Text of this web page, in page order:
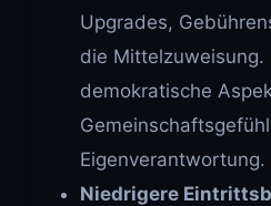
Upgrades,
die Mittelzuweisung.
demokratische
Eigenverantwortung.
Niedrigere